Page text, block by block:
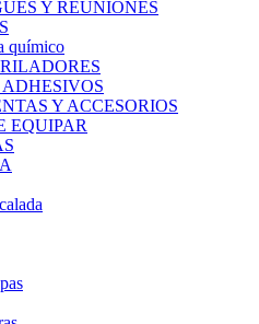
Y REUNIONES
químico
Y ACCESORIOS
EQUIPAR